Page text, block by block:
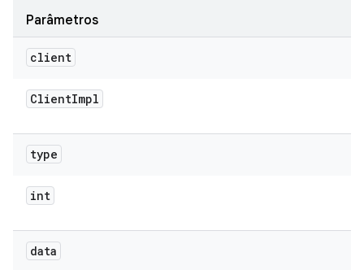
Parâmetros
client
ClientImpl
type
int
data